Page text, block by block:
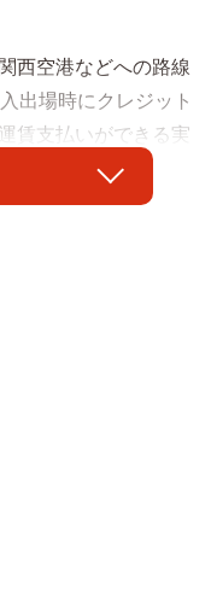
西空港などへの路線
出場時にクレジット
賃支払いができる実